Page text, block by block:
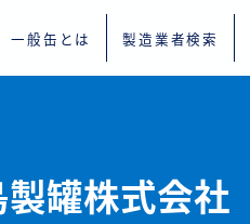
一般缶とは 製造業者検索
罐株式会社